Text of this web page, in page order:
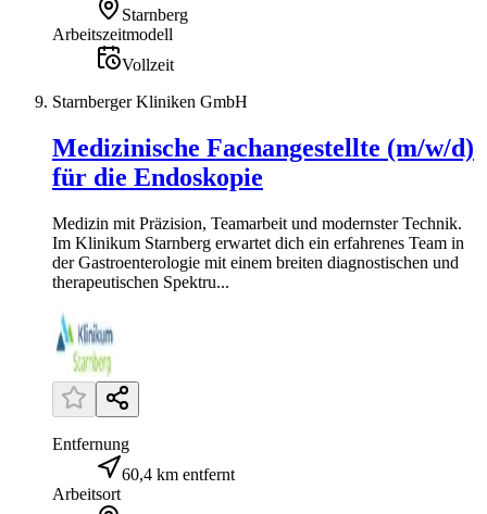
Starnberg
Arbeitszeitmodell
Vollzeit
Starnberger Kliniken GmbH
Medizinische Fachangestellte (m/w/d)
für die Endoskopie
Medizin mit Präzision, Teamarbeit und modernster Technik.
Im Klinikum Starnberg erwartet dich ein erfahrenes Team in
der Gastroenterologie mit einem breiten diagnostischen und
therapeutischen Spektru...
Entfernung
60,4 km entfernt
Arbeitsort